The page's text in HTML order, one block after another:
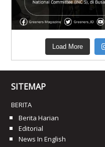
Load More
SITEMAP
BERITA
Berita Harian
Editorial
News In English